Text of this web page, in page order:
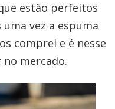
estão perfeitos
vez a espuma
comprei e é nesse
mercado.